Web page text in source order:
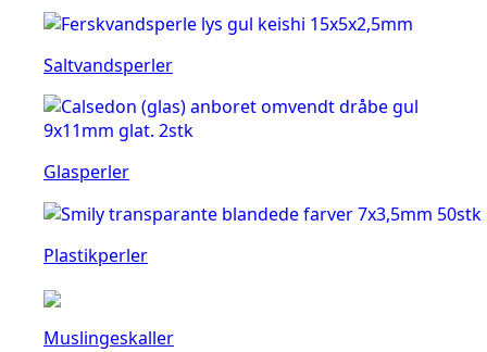
Saltvandsperler
Glasperler
Plastikperler
Muslingeskaller